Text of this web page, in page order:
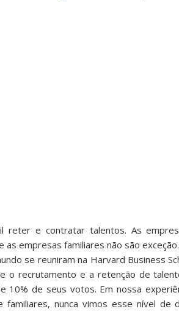
reter e contratar talentos. As
empresas familiares não são exceção.
se reuniram na Harvard Business
o recrutamento e a retenção de
10% de seus votos. Em nossa
familiares, nunca vimos esse nível